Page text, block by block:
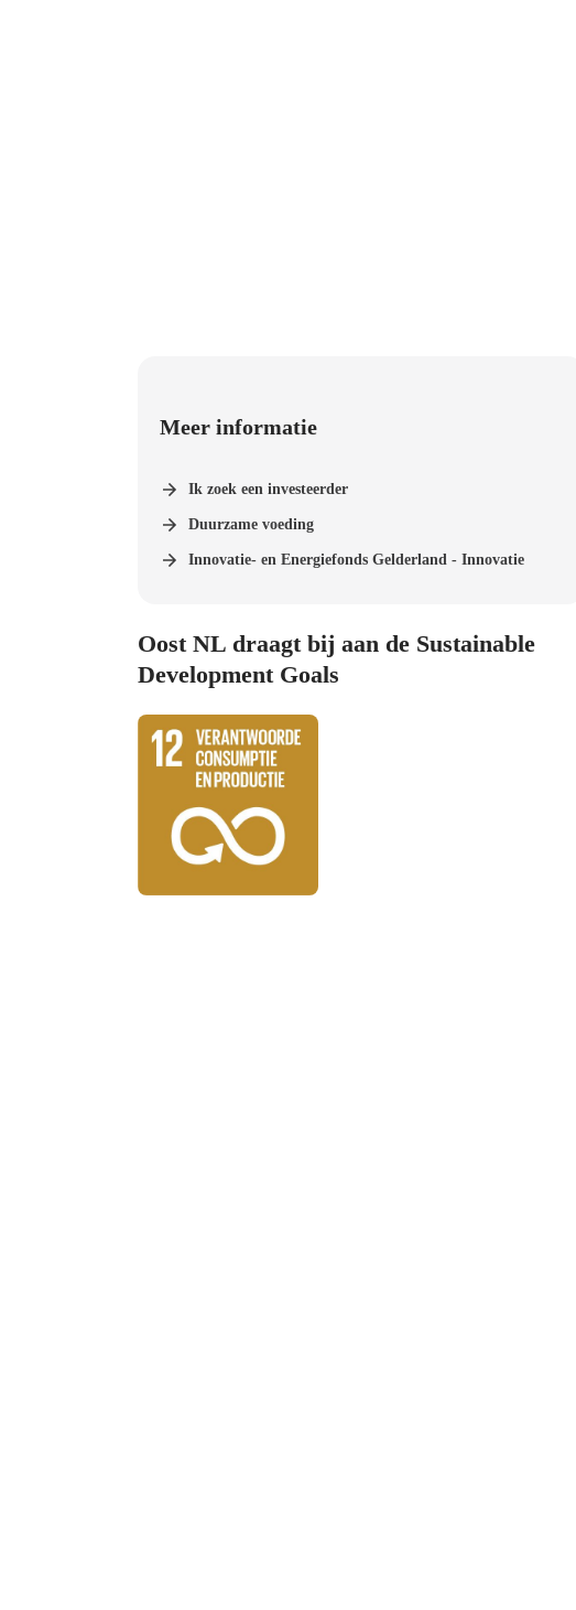
Meer informatie
Ik zoek een investeerder
Duurzame voeding
Innovatie- en Energiefonds Gelderland - Innovatie
Oost NL draagt bij aan de Sustainable
Development Goals